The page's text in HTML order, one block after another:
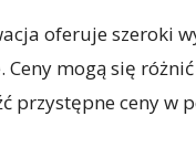
oferuje szeroki
Ceny mogą się
przystępne ceny w